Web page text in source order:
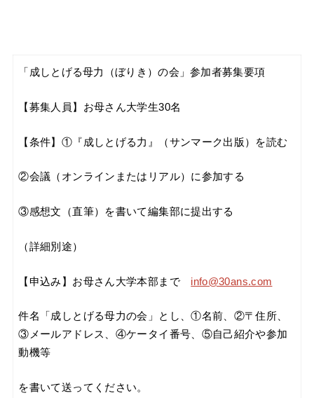
「成しとげる母力（ぼりき）の会」参加者募集要項
【募集人員】お母さん大学生30名
【条件】①『成しとげる力』（サンマーク出版）を読む
②会議（オンラインまたはリアル）に参加する
③感想文（直筆）を書いて編集部に提出する
（詳細別途）
【申込み】お母さん大学本部まで info@30ans.com
件名「成しとげる母力の会」とし、①名前、②〒住所、
③メールアドレス、④ケータイ番号、⑤自己紹介や参加
動機等
を書いて送ってください。